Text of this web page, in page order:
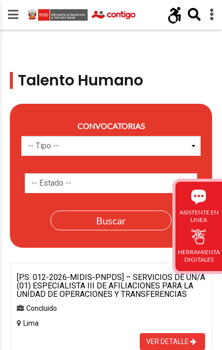
Talento Humano
CONVOCATORIAS
[P.S. 012-2026-MIDIS-PNPDS] – SERVICIOS DE UN/A
(01) ESPECIALISTA III DE AFILIACIONES PARA LA
UNIDAD DE OPERACIONES Y TRANSFERENCIAS
Concluido
Lima
VER DETALLE
ASISTENTE EN
LINEA
HERRAMIENTA
DIGITALES